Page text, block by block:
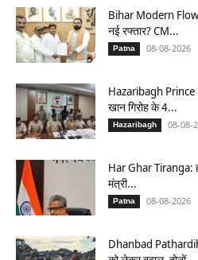
Bihar Modern
नई रफ्तार? CM...
Patna 08-08-2026
Hazaribagh Prince
खान गिरोह के 4...
Hazaribagh 08-08-
Har Ghar Tiranga:
मंत्री...
Patna 08-08-2026
Dhanbad Pathardih